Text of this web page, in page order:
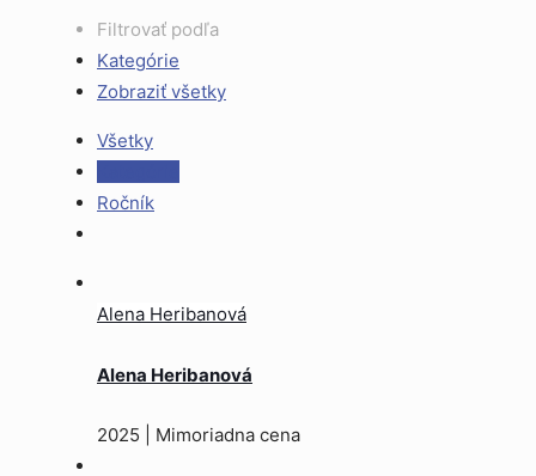
Filtrovať podľa
Kategórie
Zobraziť všetky
Všetky
Ročník
Alena Heribanová
Alena Heribanová
2025 | Mimoriadna cena